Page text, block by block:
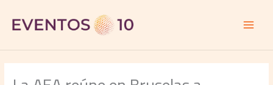
contenido